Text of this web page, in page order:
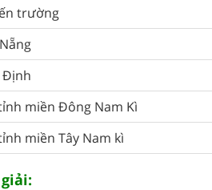
trường
Định
miền Đông Nam Kì
miền Tây Nam kì